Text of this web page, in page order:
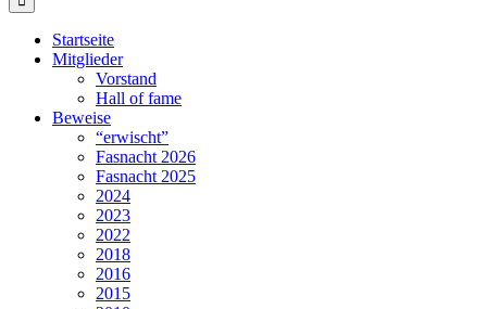
Startseite
Mitglieder
Vorstand
Hall of fame
Beweise
“erwischt”
Fasnacht 2026
Fasnacht 2025
2024
2023
2022
2018
2016
2015